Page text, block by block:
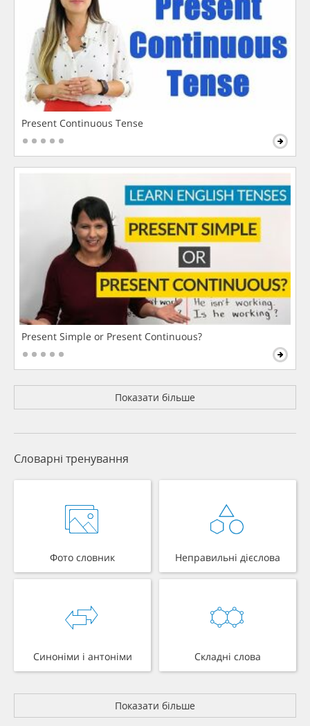
Present Continuous Tense
Present Simple or Present Continuous?
Показати більше
Словарні тренування
Фото словник Неправильні дієслова
Синоніми і антоніми Складні слова
Показати більше